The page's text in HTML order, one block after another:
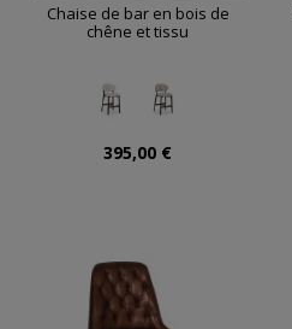
Chaise de bar en bois de
chêne et tissu
395,00 €